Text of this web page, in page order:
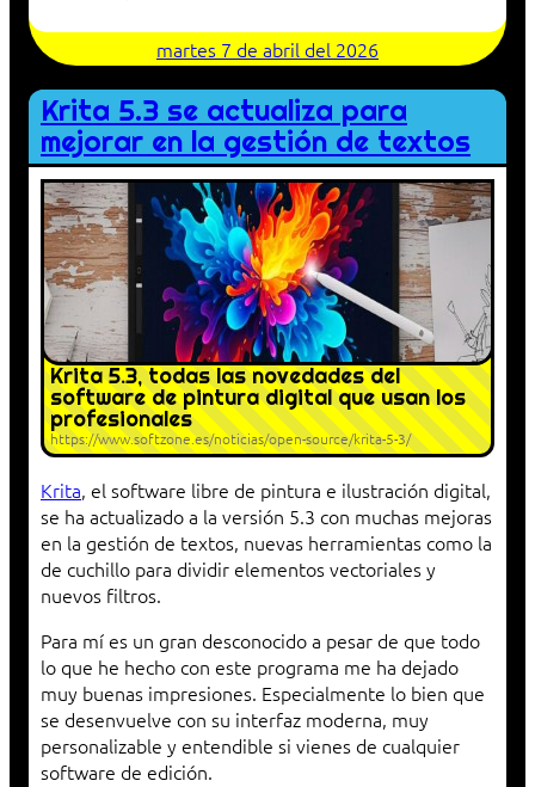
martes 7 de abril del 2026
Krita 5.3 se actualiza para
mejorar en la gestión de textos
Krita 5.3, todas las novedades del
software de pintura digital que usan los
profesionales
https://www.softzone.es/noticias/open-source/krita-5-3/
Krita, el software libre de pintura e ilustración digital,
se ha actualizado a la versión 5.3 con muchas mejoras
en la gestión de textos, nuevas herramientas como la
de cuchillo para dividir elementos vectoriales y
nuevos filtros.
Para mí es un gran desconocido a pesar de que todo
lo que he hecho con este programa me ha dejado
muy buenas impresiones. Especialmente lo bien que
se desenvuelve con su interfaz moderna, muy
personalizable y entendible si vienes de cualquier
software de edición.